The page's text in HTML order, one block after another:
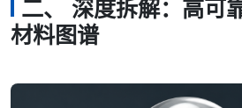
二、 深度拆解：高可
材料图谱